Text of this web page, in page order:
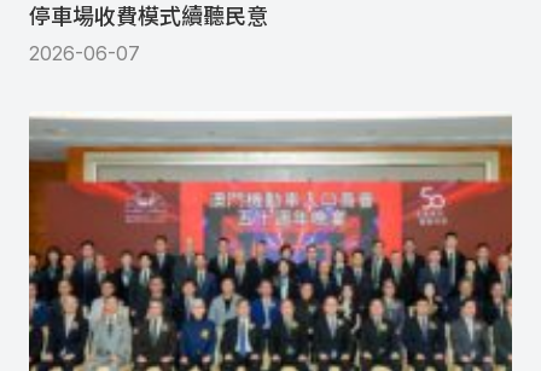
停車場收費模式續聽民意
2026-06-07